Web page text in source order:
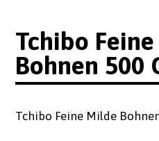
Tchibo
Bohnen 500
Tchibo Feine Milde